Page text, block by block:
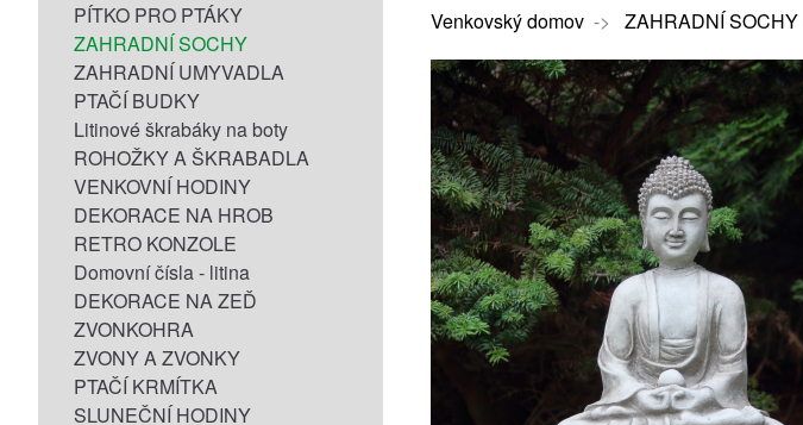
PÍTKO PRO PTÁKY
ZAHRADNÍ SOCHY
ZAHRADNÍ UMYVADLA
PTAČÍ BUDKY
Litinové škrabáky na boty
ROHOŽKY A ŠKRABADLA
VENKOVNÍ HODINY
DEKORACE NA HROB
RETRO KONZOLE
Domovní čísla - litina
DEKORACE NA ZEĎ
ZVONKOHRA
ZVONY A ZVONKY
PTAČÍ KRMÍTKA
SLUNEČNÍ HODINY
Venkovský domov -> ZAHRADNÍ SOCHY